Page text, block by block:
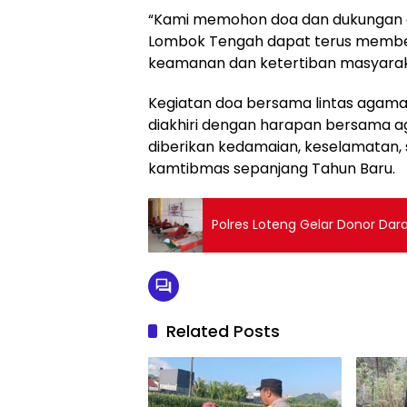
“Kami memohon doa dan
Lombok Tengah dapat terus
keamanan dan ketertiban
Kegiatan doa bersama lintas
diakhiri dengan harapan bersama
diberikan kedamaian,
kamtibmas sepanjang Tahun Baru.
Polres Loteng Gelar Donor
Related Posts